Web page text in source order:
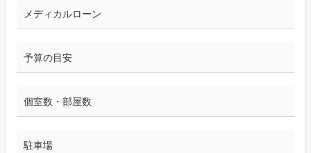
メディカルローン
予算の目安
個室数・部屋数
駐車場